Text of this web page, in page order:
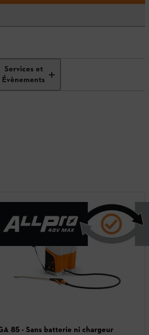
Services et
Évènements
85 - Sans batterie ni chargeur